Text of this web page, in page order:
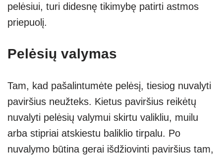
pelėsiui, turi didesnę tikimybę patirti astmos
priepuolį.
Pelėsių valymas
Tam, kad pašalintumėte pelėsį, tiesiog nuvalyti
paviršius neužteks. Kietus paviršius reikėtų
nuvalyti pelėsių valymui skirtu valikliu, muilu
arba stipriai atskiestu baliklio tirpalu. Po
nuvalymo būtina gerai išdžiovinti paviršius tam,